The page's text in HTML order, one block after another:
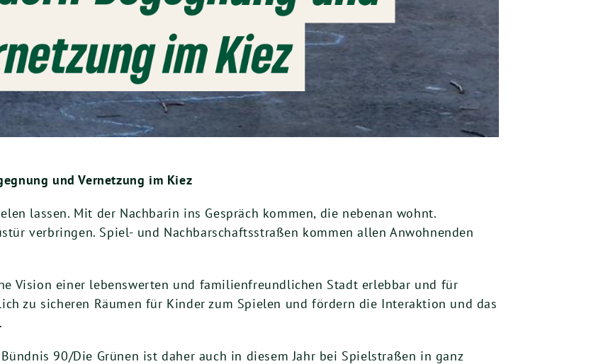
und Vernetzung im Kiez
lassen. Mit der Nachbarin ins Gespräch kommen, die nebenan wohnt.
verbringen. Spiel- und Nachbarschaftsstraßen kommen allen Anwohnenden
Vision einer lebenswerten und familienfreundlichen Stadt erlebbar und für
zu sicheren Räumen für Kinder zum Spielen und fördern die Interaktion und das
90/Die Grünen ist daher auch in diesem Jahr bei Spielstraßen in ganz